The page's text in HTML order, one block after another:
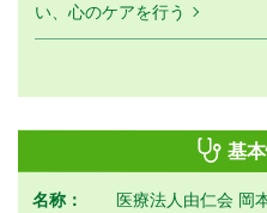
い、心のケアを行う
基
名称： 医療法人由仁会 岡